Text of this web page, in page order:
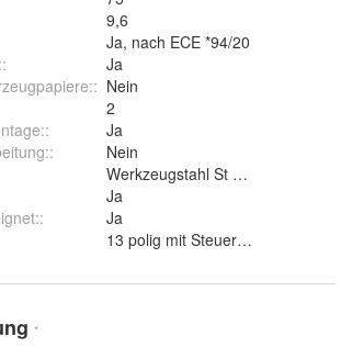
9,6
Ja, nach ECE *94/20
:
Ja
: Nein
2
:
Ja
:
Nein
Werkzeugstahl St 52-3
Ja
:
Ja
13 polig mit Steuergerät
*